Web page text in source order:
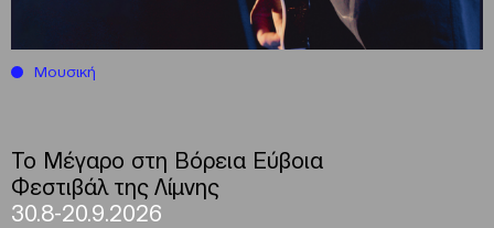
Μουσική
Το Μέγαρο στη Βόρεια Εύβοια
Φεστιβάλ της Λίμνης
30.8-20.9.2026